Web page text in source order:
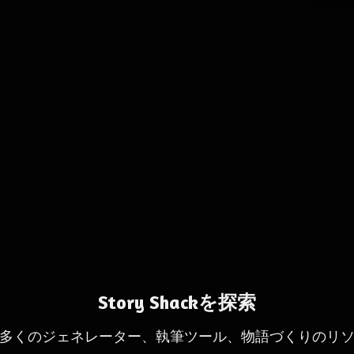
Story Shackを探索
くのジェネレーター、執筆ツール、物語づくりのリ